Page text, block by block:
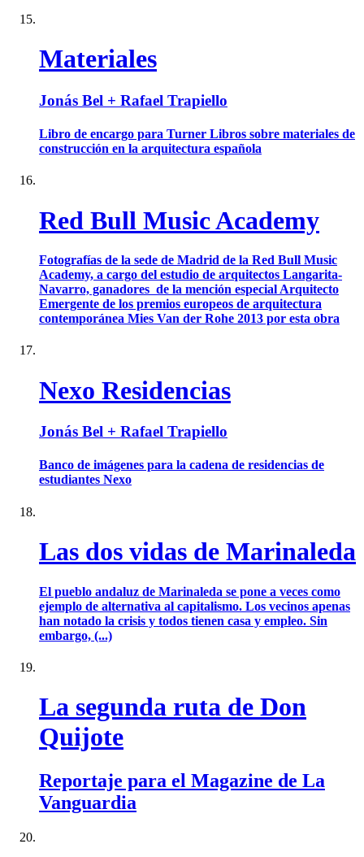
Materiales
Jonás Bel + Rafael Trapiello
Libro de encargo para Turner Libros sobre materiales de
construcción en la arquitectura española
Red Bull Music Academy
Fotografías de la sede de Madrid de la Red Bull Music
Academy, a cargo del estudio de arquitectos Langarita-
Navarro, ganadores de la mención especial Arquitecto
Emergente de los premios europeos de arquitectura
contemporánea Mies Van der Rohe 2013 por esta obra
Nexo Residencias
Jonás Bel + Rafael Trapiello
Banco de imágenes para la cadena de residencias de
estudiantes Nexo
Las dos vidas de Marinaleda
El pueblo andaluz de Marinaleda se pone a veces como
ejemplo de alternativa al capitalismo. Los vecinos apenas
han notado la crisis y todos tienen casa y empleo. Sin
embargo, (...)
La segunda ruta de Don
Quijote
Reportaje para el Magazine de La
Vanguardia